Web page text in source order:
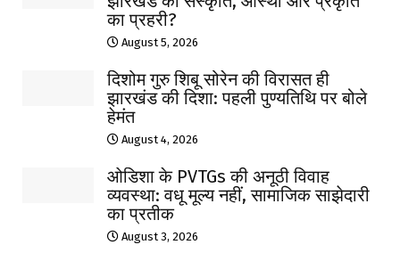
का प्रहरी?
August 5, 2026
दिशोम गुरु शिबू सोरेन की विरासत ही
झारखंड की दिशा: पहली पुण्यतिथि पर बोले
हेमंत
August 4, 2026
ओडिशा के PVTGs की अनूठी विवाह
व्यवस्था: वधू मूल्य नहीं, सामाजिक साझेदारी
का प्रतीक
August 3, 2026